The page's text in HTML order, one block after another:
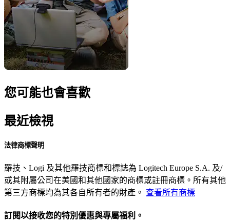
您可能也會喜歡
最近檢視
法律商標聲明
羅技、Logi 及其他羅技商標和標誌為 Logitech Europe S.A. 及/
或其附屬公司在美國和其他國家的商標或註冊商標。所有其他
第三方商標均為其各自所有者的財產。 查看所有商標
訂閱以接收您的特別優惠與專屬福利。